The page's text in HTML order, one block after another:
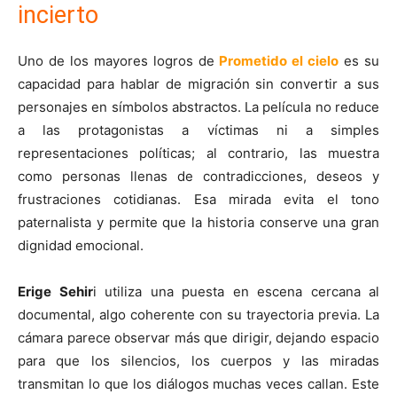
incierto
Uno de los mayores logros de Prometido el cielo es su
capacidad para hablar de migración sin convertir a sus
personajes en símbolos abstractos. La película no reduce
a las protagonistas a víctimas ni a simples
representaciones políticas; al contrario, las muestra
como personas llenas de contradicciones, deseos y
frustraciones cotidianas. Esa mirada evita el tono
paternalista y permite que la historia conserve una gran
dignidad emocional.
Erige Sehiri utiliza una puesta en escena cercana al
documental, algo coherente con su trayectoria previa. La
cámara parece observar más que dirigir, dejando espacio
para que los silencios, los cuerpos y las miradas
transmitan lo que los diálogos muchas veces callan. Este